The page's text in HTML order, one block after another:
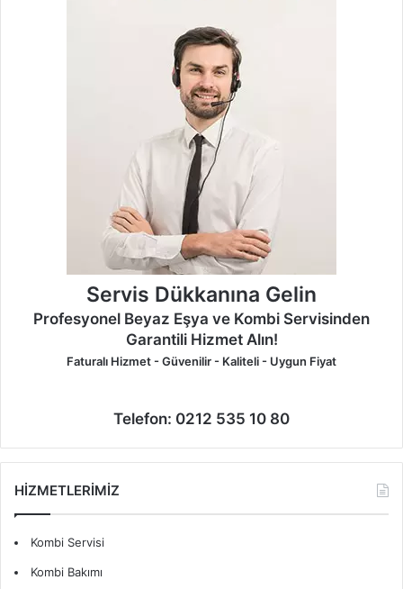
Servis Dükkanına Gelin
Profesyonel Beyaz Eşya ve Kombi Servisinden
Garantili Hizmet Alın!
Faturalı Hizmet - Güvenilir - Kaliteli - Uygun Fiyat
Telefon: 0212 535 10 80
HİZMETLERİMİZ
Kombi Servisi
Kombi Bakımı